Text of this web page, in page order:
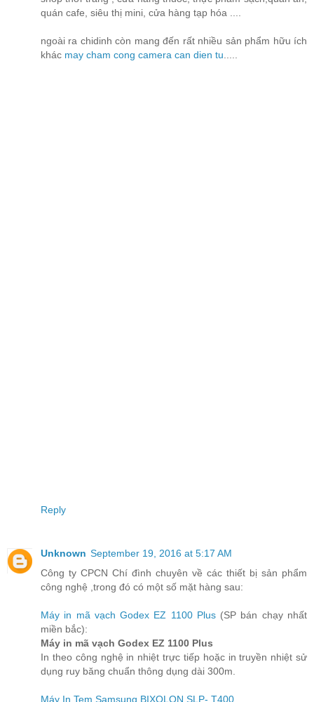
quán cafe, siêu thị mini, cửa hàng tạp hóa ....
ngoài ra chidinh còn mang đến rất nhiều sản phẩm hữu ích
khác may cham cong camera can dien tu
Reply
Unknown September 19, 2016 at 5:17 AM
Công ty CPCN Chí đình chuyên về các thiết bị sản phẩm
công nghệ ,trong đó có một số mặt hàng sau:
Máy in mã vạch Godex EZ 1100 Plus(SP bán chạy nhất
miền bắc):
Máy in mã vạch Godex EZ 1100 Plus
In theo công nghệ in nhiệt trực tiếp hoặc in truyền nhiệt sử
dụng ruy băng chuẩn thông dụng dài 300m.
Máy In Tem Samsung BIXOLON SLP- T400